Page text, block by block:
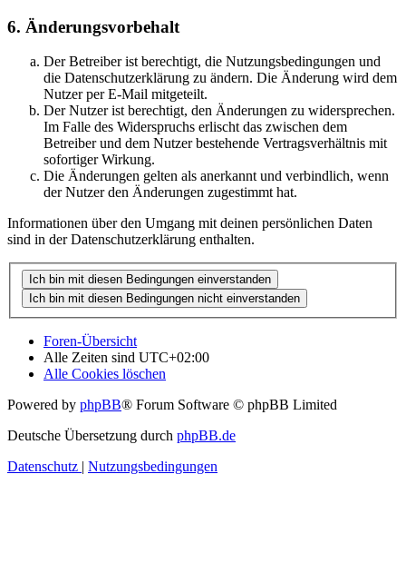
6. Änderungsvorbehalt
Der Betreiber ist berechtigt, die Nutzungsbedingungen und
die Datenschutzerklärung zu ändern. Die Änderung wird dem
Nutzer per E-Mail mitgeteilt.
Der Nutzer ist berechtigt, den Änderungen zu widersprechen.
Im Falle des Widerspruchs erlischt das zwischen dem
Betreiber und dem Nutzer bestehende Vertragsverhältnis mit
sofortiger Wirkung.
Die Änderungen gelten als anerkannt und verbindlich, wenn
der Nutzer den Änderungen zugestimmt hat.
Informationen über den Umgang mit deinen persönlichen Daten
sind in der Datenschutzerklärung enthalten.
Foren-Übersicht
Alle Zeiten sind UTC+02:00
Alle Cookies löschen
Powered by phpBB® Forum Software © phpBB Limited
Deutsche Übersetzung durch phpBB.de
Datenschutz | Nutzungsbedingungen